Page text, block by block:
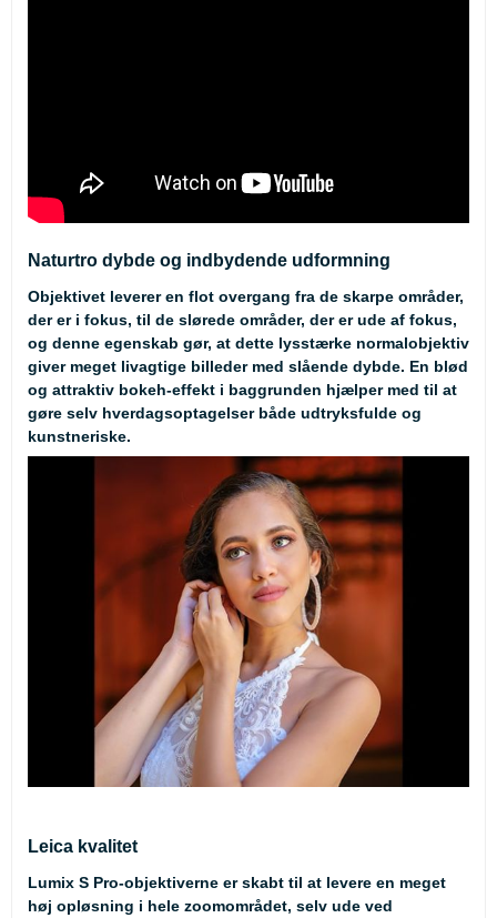
Naturtro dybde og indbydende udformning
Objektivet leverer en flot overgang fra de skarpe områder,
der er i fokus, til de slørede områder, der er ude af fokus,
og denne egenskab gør, at dette lysstærke normalobjektiv
giver meget livagtige billeder med slående dybde. En blød
og attraktiv bokeh-effekt i baggrunden hjælper med til at
gøre selv hverdagsoptagelser både udtryksfulde og
kunstneriske.
Leica kvalitet
Lumix S Pro-objektiverne er skabt til at levere en meget
høj opløsning i hele zoomområdet, selv ude ved